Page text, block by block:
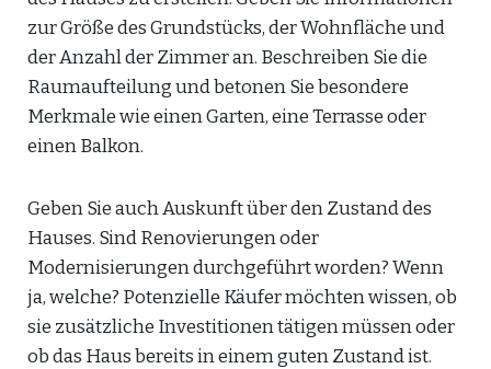
zur Größe des Grundstücks, der Wohnfläche und
der Anzahl der Zimmer an. Beschreiben Sie die
Raumaufteilung und betonen Sie besondere
Merkmale wie einen Garten, eine Terrasse oder
einen Balkon.
Geben Sie auch Auskunft über den Zustand des
Hauses. Sind Renovierungen oder
Modernisierungen durchgeführt worden? Wenn
ja, welche? Potenzielle Käufer möchten wissen, ob
sie zusätzliche Investitionen tätigen müssen oder
ob das Haus bereits in einem guten Zustand ist.